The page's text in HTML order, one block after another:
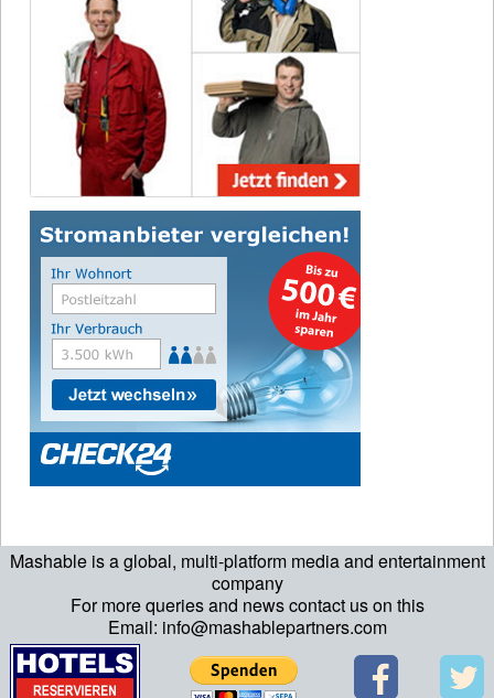
Mashable is a global, multi-platform media and entertainment
company
For more queries and news contact us on this
Email: info@mashablepartners.com